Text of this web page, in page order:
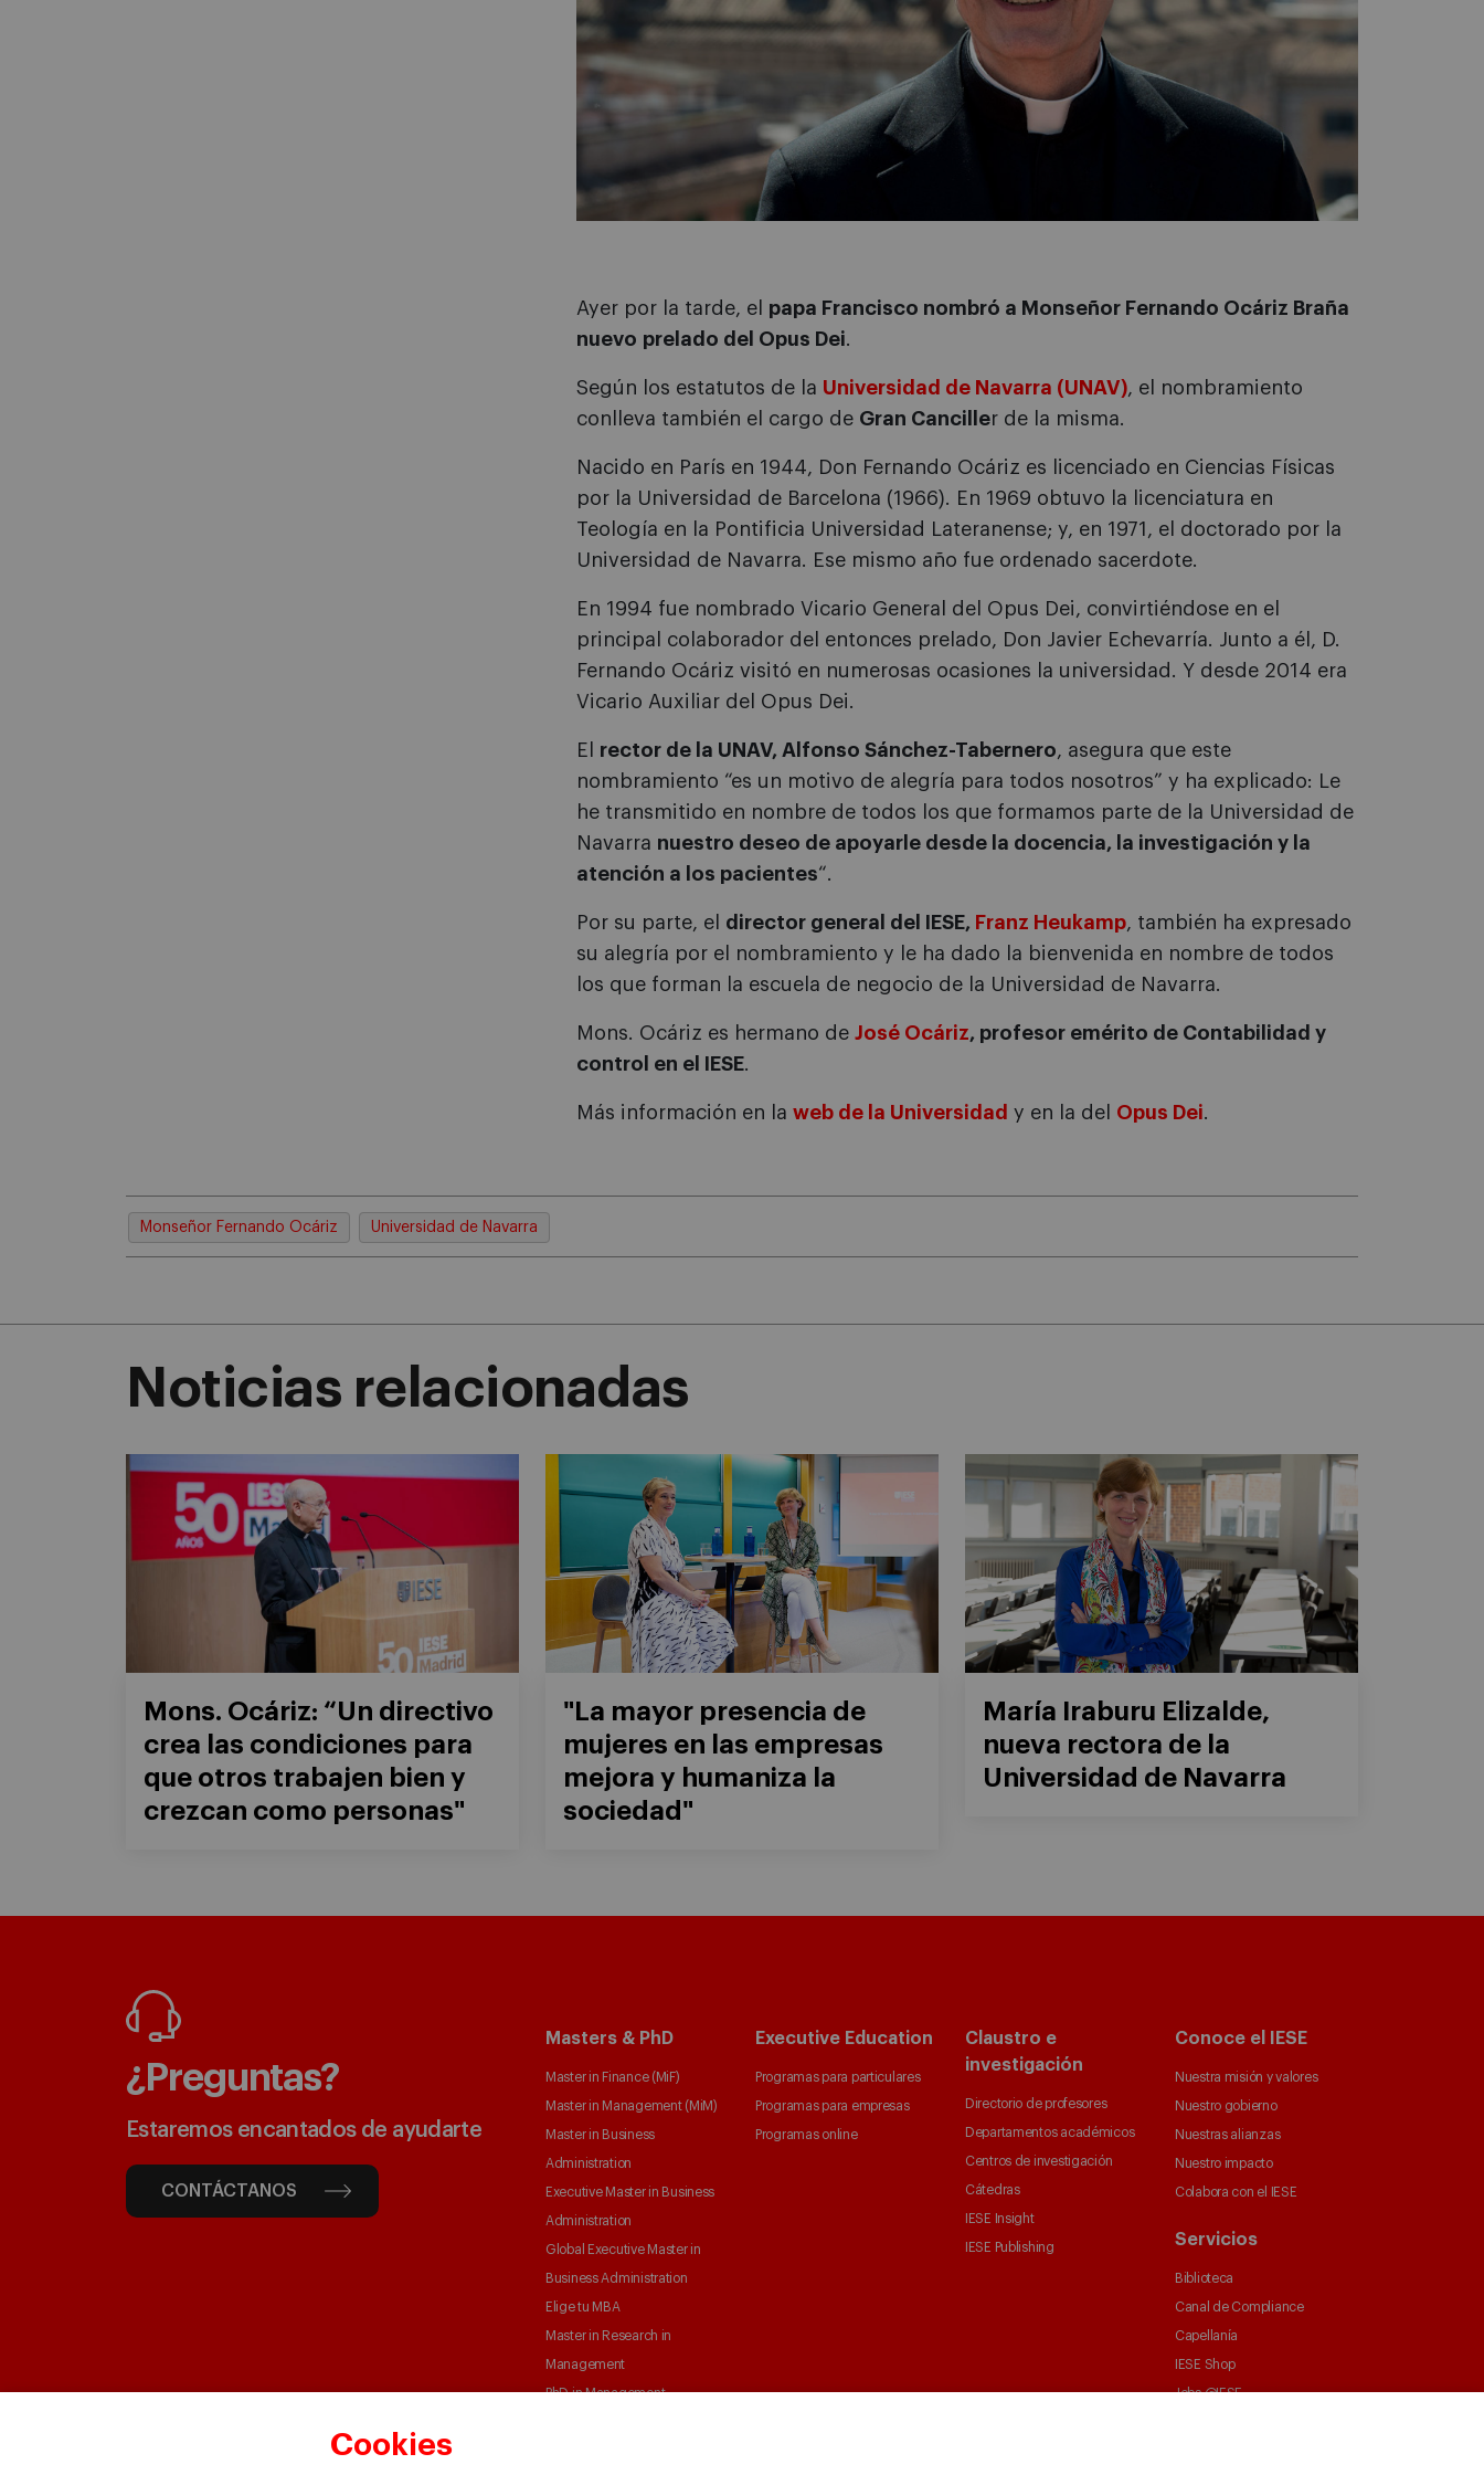
Cookies
Ayer por la tarde, el papa Francisco nombró a Monseñor Fernando Ocáriz Braña
nuevo prelado del Opus Dei.
Según los estatutos de la Universidad de Navarra (UNAV), el nombramiento
conlleva también el cargo de Gran Canciller de la misma.
Nacido en París en 1944, Don Fernando Ocáriz es licenciado en Ciencias Físicas
por la Universidad de Barcelona (1966). En 1969 obtuvo la licenciatura en
Teología en la Pontificia Universidad Lateranense; y, en 1971, el doctorado por la
Universidad de Navarra. Ese mismo año fue ordenado sacerdote.
En 1994 fue nombrado Vicario General del Opus Dei, convirtiéndose en el
principal colaborador del entonces prelado, Don Javier Echevarría. Junto a él, D.
Fernando Ocáriz visitó en numerosas ocasiones la universidad. Y desde 2014 era
Vicario Auxiliar del Opus Dei.
El rector de la UNAV, Alfonso Sánchez-Tabernero, asegura que este
nombramiento “es un motivo de alegría para todos nosotros” y ha explicado: Le
he transmitido en nombre de todos los que formamos parte de la Universidad de
Navarra nuestro deseo de apoyarle desde la docencia, la investigación y la
atención a los pacientes“.
Por su parte, el director general del IESE, Franz Heukamp, también ha expresado
su alegría por el nombramiento y le ha dado la bienvenida en nombre de todos
los que forman la escuela de negocio de la Universidad de Navarra.
Mons. Ocáriz es hermano de José Ocáriz, profesor emérito de Contabilidad y
control en el IESE.
Más información en la web de la Universidad y en la del Opus Dei.
Monseñor Fernando Ocáriz Universidad de Navarra
Noticias relacionadas
Mons. Ocáriz: “Un directivo
crea las condiciones para
que otros trabajen bien y
crezcan como personas"
"La mayor presencia de
mujeres en las empresas
mejora y humaniza la
sociedad"
María Iraburu Elizalde,
nueva rectora de la
Universidad de Navarra
¿Preguntas?
Estaremos encantados de ayudarte
CONTÁCTANOS
Masters & PhD
Master in Finance (MiF)
Master in Management (MiM)
Master in Business
Administration
Executive Master in Business
Administration
Global Executive Master in
Business Administration
Elige tu MBA
Master in Research in
Management
PhD in Management
Executive Education
Programas para particulares
Programas para empresas
Programas online
Claustro e
investigación
Directorio de profesores
Departamentos académicos
Centros de investigación
Cátedras
IESE Insight
IESE Publishing
Conoce el IESE
Nuestra misión y valores
Nuestro gobierno
Nuestras alianzas
Nuestro impacto
Colabora con el IESE
Servicios
Biblioteca
Canal de Compliance
Capellanía
IESE Shop
Jobs @IESE